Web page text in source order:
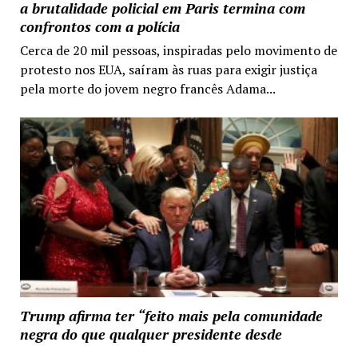
a brutalidade policial em Paris termina com
confrontos com a polícia
Cerca de 20 mil pessoas, inspiradas pelo movimento de
protesto nos EUA, saíram às ruas para exigir justiça
pela morte do jovem negro francês Adama...
Trump afirma ter “feito mais pela comunidade
negra do que qualquer presidente desde